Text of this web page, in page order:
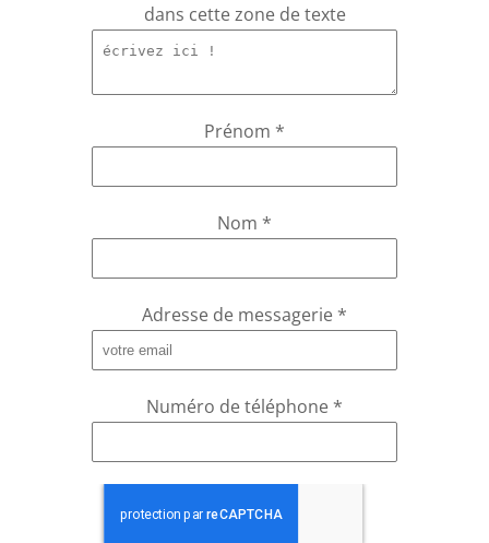
dans cette zone de texte
Prénom *
Nom *
Adresse de messagerie *
Numéro de téléphone *